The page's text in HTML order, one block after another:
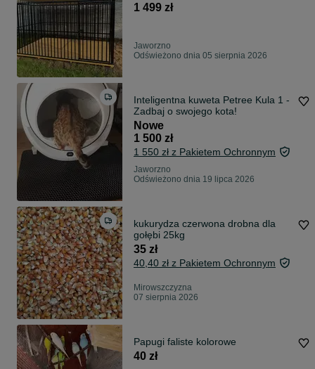
1 499 zł
Jaworzno
Odświeżono dnia 05 sierpnia 2026
Inteligentna kuweta Petree Kula 1 -
Zadbaj o swojego kota!
Nowe
1 500 zł
1 550 zł z Pakietem Ochronnym
Jaworzno
Odświeżono dnia 19 lipca 2026
kukurydza czerwona drobna dla
gołębi 25kg
35 zł
40,40 zł z Pakietem Ochronnym
Mirowszczyzna
07 sierpnia 2026
Papugi faliste kolorowe
40 zł